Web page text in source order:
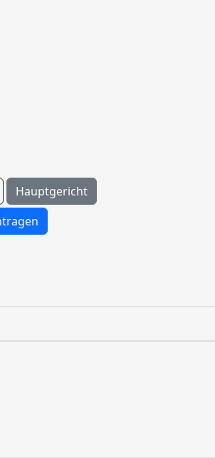
Hauptgericht